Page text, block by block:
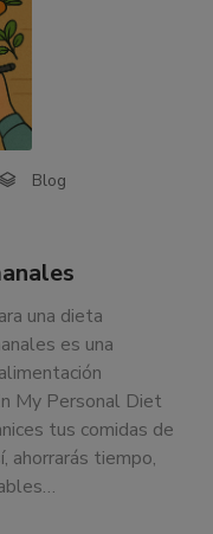
Blog
una dieta
es una
My Personal Diet
tus comidas de
ahorrarás tiempo,